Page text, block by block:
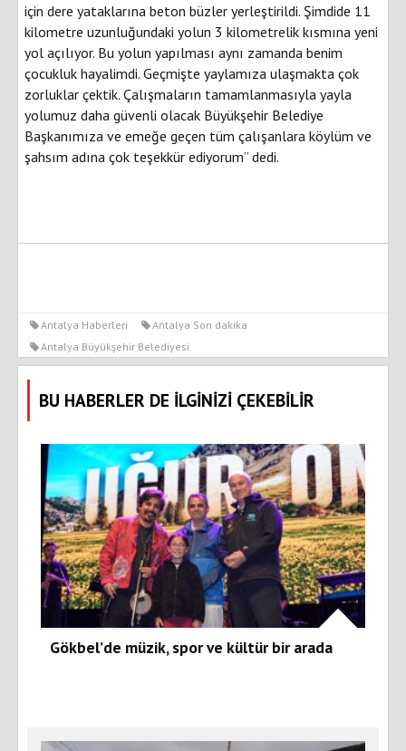
için dere yataklarına beton büzler yerleştirildi. Şimdide 11
kilometre uzunluğundaki yolun 3 kilometrelik kısmına yeni
yol açılıyor. Bu yolun yapılması aynı zamanda benim
çocukluk hayalimdi. Geçmişte yaylamıza ulaşmakta çok
zorluklar çektik. Çalışmaların tamamlanmasıyla yayla
yolumuz daha güvenli olacak Büyükşehir Belediye
Başkanımıza ve emeğe geçen tüm çalışanlara köylüm ve
şahsım adına çok teşekkür ediyorum” dedi.
Antalya Haberleri
Antalya Son dakika
Antalya Büyükşehir Belediyesi
BU HABERLER DE İLGİNİZİ ÇEKEBİLİR
Gökbel’de müzik, spor ve kültür bir arada